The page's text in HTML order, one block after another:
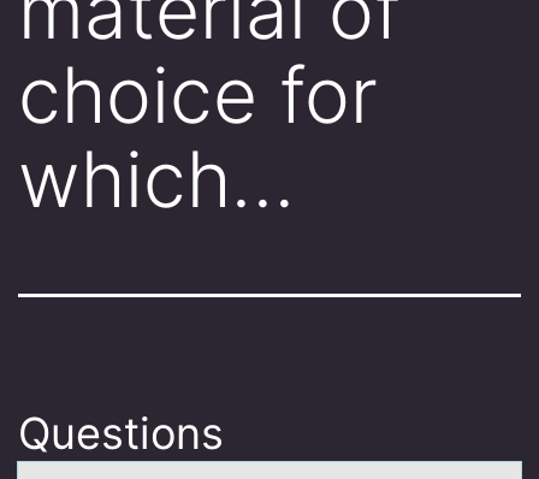
choice for
which…
Questions